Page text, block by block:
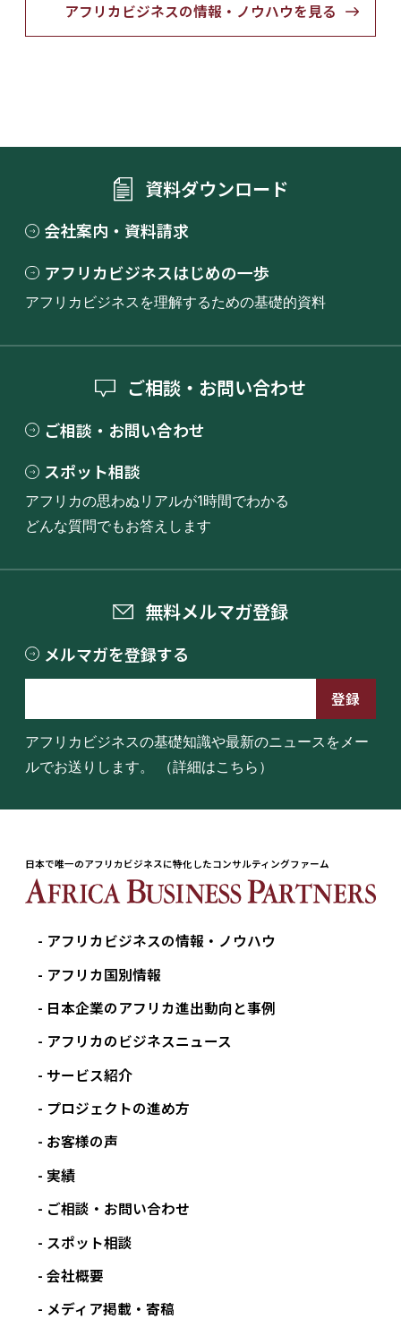
アフリカビジネスの情報・ノウハウを見る
資料ダウンロード
会社案内・資料請求
アフリカビジネスはじめの一歩
アフリカビジネスを理解するための基礎的資料
ご相談・お問い合わせ
ご相談・お問い合わせ
スポット相談
アフリカの思わぬリアルが1時間でわかる
どんな質問でもお答えします
無料メルマガ登録
メルマガを登録する
アフリカビジネスの基礎知識や最新のニュースをメー
ルでお送りします。
（詳細はこちら）
日本で唯一のアフリカビジネスに特化したコンサルティングファーム
アフリカビジネスの情報・ノウハウ
アフリカ国別情報
日本企業のアフリカ進出動向と事例
アフリカのビジネスニュース
サービス紹介
プロジェクトの進め方
お客様の声
実績
ご相談・お問い合わせ
スポット相談
会社概要
メディア掲載・寄稿